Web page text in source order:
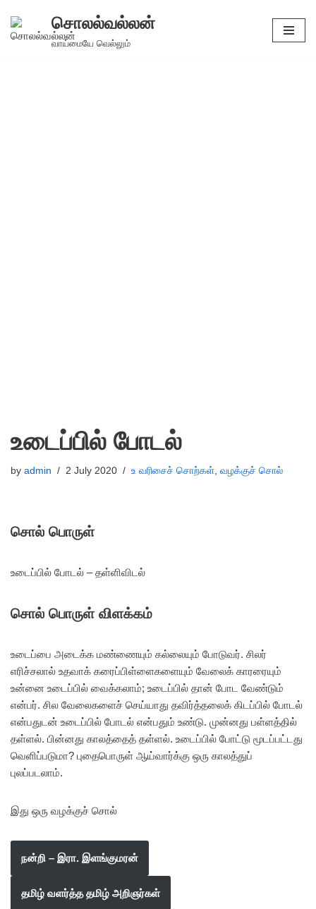
Skip
சொலல்வல்லன்
வாய்மையே வெல்லும்
உடைப்பில் போடல்
by admin 2 July 2020 உ வரிசைச் சொற்கள், வழக்குச் சொல்
சொல் பொருள்
உடைப்பில் போடல் – தள்ளிவிடல்
சொல் பொருள் விளக்கம்
உடைப்பை அடைக்க மண்ணையும் கல்லையும் போடுவர். சிலர்
எரிச்சலால் உதவாக் கரைப்பிள்ளைகளையும் வேலைக் காரரையும்
உன்னை உடைப்பில் வைக்கலாம்; உடைப்பில் தான் போட வேண்டும்
என்பர். சில வேலைகளைச் செய்யாது தவிர்த்தலைக் கிடப்பில் போடல்
என்பதுடன் உடைப்பில் போடல் என்பதும் உண்டு. முன்னது பள்ளத்தில்
தள்ளல். பின்னது காலத்தைத் தள்ளல். உடைப்பில் போட்டு மூடப்பட்டது
வெளிப்படுமா? புதைபொருள் ஆய்வார்க்கு ஒரு காலத்துப்
புலப்படலாம்.
இது ஒரு வழக்குச் சொல்
நன்றி – இரா. இளங்குமரன்
தமிழ் வளர்த்த தமிழ் அறிஞர்கள்